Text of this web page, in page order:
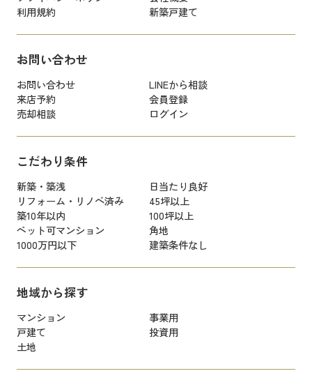
利用規約
新築戸建て
お問い合わせ
お問い合わせ
LINEから相談
来店予約
会員登録
売却相談
ログイン
こだわり条件
新築・築浅
日当たり良好
リフォーム・リノベ済み
45坪以上
築10年以内
100坪以上
ペット可マンション
角地
1000万円以下
建築条件なし
地域から探す
マンション
事業用
戸建て
投資用
土地